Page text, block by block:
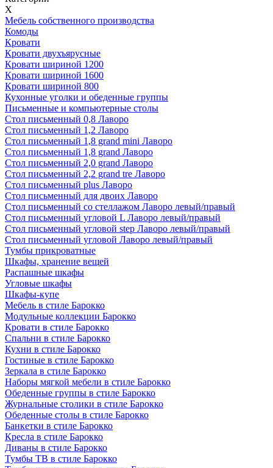
Х
Мебель собственного производства
Комоды
Кровати
Кровати двухъярусные
Кровати шириной 1200
Кровати шириной 1600
Кровати шириной 800
Кухонные уголки и обеденные группы
Письменные и компьютерные столы
Стол письменный 0,8 Лаворо
Стол письменный 1,2 Лаворо
Стол письменный 1,8 grand mini Лаворо
Стол письменный 1,8 grand Лаворо
Стол письменный 2,0 grand Лаворо
Стол письменный 2,2 grand tre Лаворо
Стол письменный plus Лаворо
Стол письменный для двоих Лаворо
Стол письменный со стеллажом Лаворо левый/правый
Стол письменный угловой L Лаворо левый/правый
Стол письменный угловой step Лаворо левый/правый
Стол письменный угловой Лаворо левый/правый
Тумбы прикроватные
Шкафы, хранение вещей
Распашные шкафы
Угловые шкафы
Шкафы-купе
Мебель в стиле Барокко
Модульные коллекции Барокко
Кровати в стиле Барокко
Спальни в стиле Барокко
Кухни в стиле Барокко
Гостиные в стиле Барокко
Зеркала в стиле Барокко
Наборы мягкой мебели в стиле Барокко
Обеденные группы в стиле Барокко
Журнальные столики в стиле Барокко
Обеденные столы в стиле Барокко
Банкетки в стиле Барокко
Кресла в стиле Барокко
Диваны в стиле Барокко
Тумбы ТВ в стиле Барокко